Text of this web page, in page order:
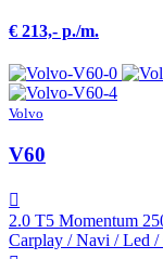
€ 213,- p./m.
Volvo
V60
2.0 T5 Momentum
Carplay / Navi / Led